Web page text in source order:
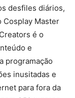
desfiles diários,
Cosplay Master
é o
e
programação
inusitadas e
para fora da